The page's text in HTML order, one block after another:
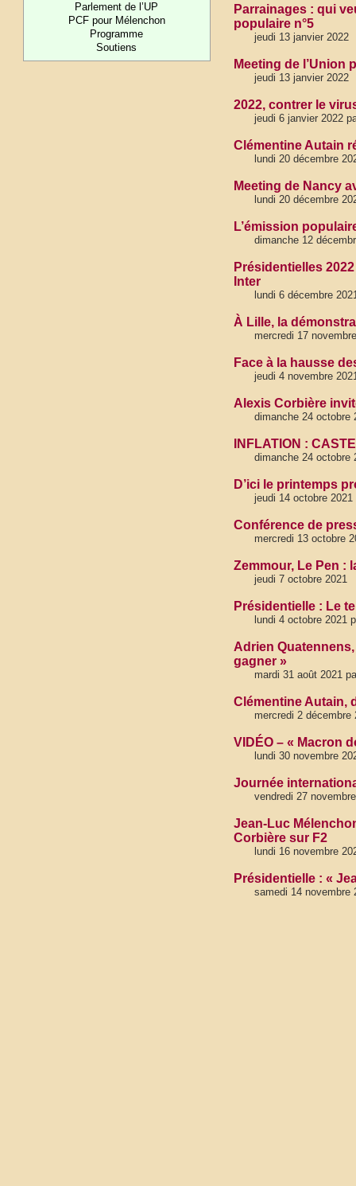
Parlement de l’UP
PCF pour Mélenchon
Programme
Soutiens
Parrainages : qui
populaire n°5
jeudi 13 janvier 2022
Meeting de l’Union
jeudi 13 janvier 2022
2022, contrer le
jeudi 6 janvier 2022
Clémentine Autain
lundi 20 décembre
Meeting de Nancy
lundi 20 décembre
L’émission
dimanche 12
Présidentielles
Inter
lundi 6 décembre
À Lille, la
mercredi 17
Face à la hausse
jeudi 4 novembre
Alexis Corbière
dimanche 24 octobre
INFLATION :
dimanche 24 octobre
D’ici le printemps
jeudi 14 octobre 2021
Conférence de
mercredi 13 octobre
Zemmour, Le Pen :
jeudi 7 octobre 2021
Présidentielle : Le
lundi 4 octobre 2021
Adrien
gagner »
mardi 31 août 2021
Clémentine Autain,
mercredi 2 décembre
VIDÉO – « Macron
lundi 30 novembre
Journée
vendredi 27
Jean-Luc
Corbière sur F2
lundi 16 novembre
Présidentielle : «
samedi 14 novembre